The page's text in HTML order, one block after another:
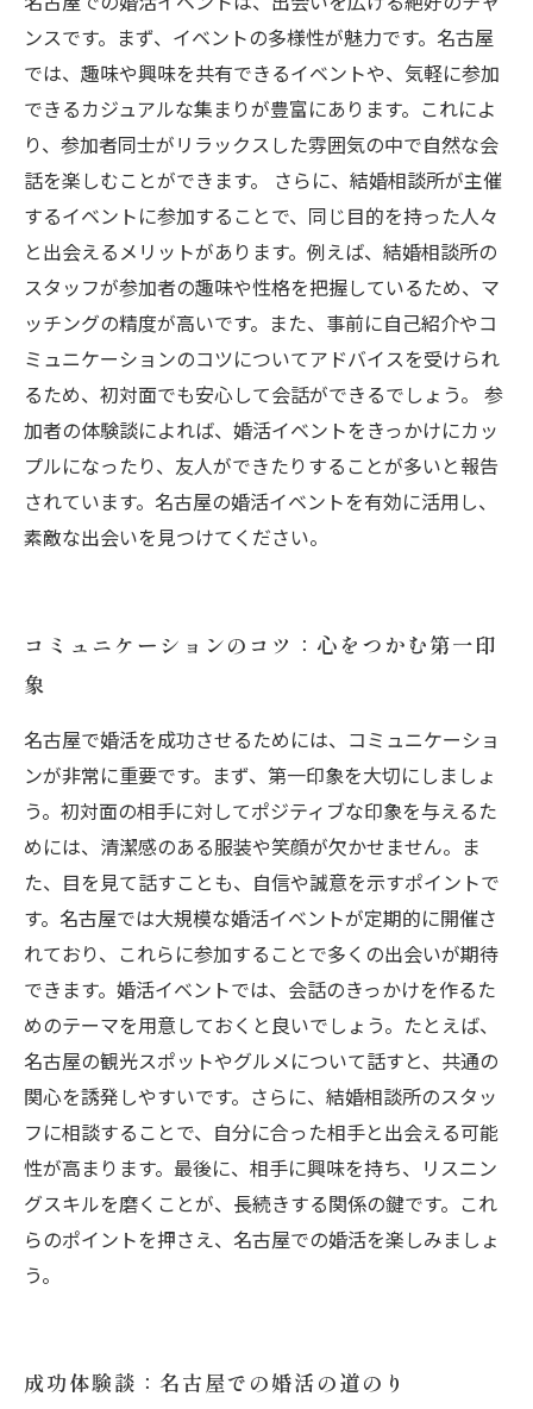
ンスです。まず、イベントの多様性が魅力です。名古屋
では、趣味や興味を共有できるイベントや、気軽に参加
できるカジュアルな集まりが豊富にあります。これによ
り、参加者同士がリラックスした雰囲気の中で自然な会
話を楽しむことができます。 さらに、結婚相談所が主催
するイベントに参加することで、同じ目的を持った人々
と出会えるメリットがあります。例えば、結婚相談所の
スタッフが参加者の趣味や性格を把握しているため、マ
ッチングの精度が高いです。また、事前に自己紹介やコ
ミュニケーションのコツについてアドバイスを受けられ
るため、初対面でも安心して会話ができるでしょう。 参
加者の体験談によれば、婚活イベントをきっかけにカッ
プルになったり、友人ができたりすることが多いと報告
されています。名古屋の婚活イベントを有効に活用し、
素敵な出会いを見つけてください。
コミュニケーションのコツ：心をつかむ第一印
象
名古屋で婚活を成功させるためには、コミュニケーショ
ンが非常に重要です。まず、第一印象を大切にしましょ
う。初対面の相手に対してポジティブな印象を与えるた
めには、清潔感のある服装や笑顔が欠かせません。ま
た、目を見て話すことも、自信や誠意を示すポイントで
す。名古屋では大規模な婚活イベントが定期的に開催さ
れており、これらに参加することで多くの出会いが期待
できます。婚活イベントでは、会話のきっかけを作るた
めのテーマを用意しておくと良いでしょう。たとえば、
名古屋の観光スポットやグルメについて話すと、共通の
関心を誘発しやすいです。さらに、結婚相談所のスタッ
フに相談することで、自分に合った相手と出会える可能
性が高まります。最後に、相手に興味を持ち、リスニン
グスキルを磨くことが、長続きする関係の鍵です。これ
らのポイントを押さえ、名古屋での婚活を楽しみましょ
う。
成功体験談：名古屋での婚活の道のり